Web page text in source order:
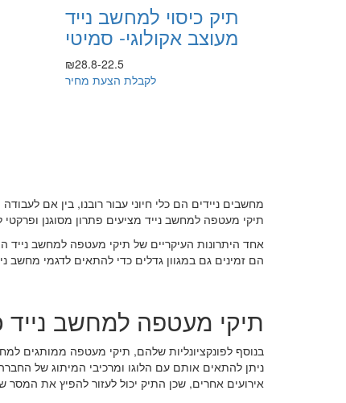
תיק כיסוי למחשב נייד
מעוצב אקולוגי- סמיטי
₪28.8-22.5
לקבלת הצעת מחיר
מחשבים ניידים הם כלי חיוני עבור רובנו, בין אם
תיקי מעטפה למחשב נייד מציעים פתרון מסוגנן
אחד היתרונות העיקריים של תיקי מעטפה למחשב
הם זמינים גם במגוון גדלים כדי להתאים לדגמי
תיקי מעטפה למחשב
בנוסף לפונקציונליות שלהם, תיקי מעטפה ממותגים
ניתן להתאים אותם עם הלוגו ומרכיבי המיתוג של
אירועים אחרים, שכן התיק יכול לעזור להפיץ את המסר